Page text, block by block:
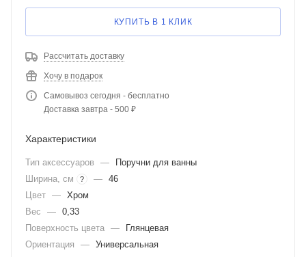
КУПИТЬ В 1 КЛИК
Рассчитать доставку
Хочу в подарок
Самовывоз сегодня - бесплатно
Доставка завтра - 500 ₽
Характеристики
Тип аксессуаров —
Поручни для ванны
Ширина, см
? — 46
Цвет — Хром
Вес
— 0,33
Поверхность цвета —
Глянцевая
Ориентация
— Универсальная